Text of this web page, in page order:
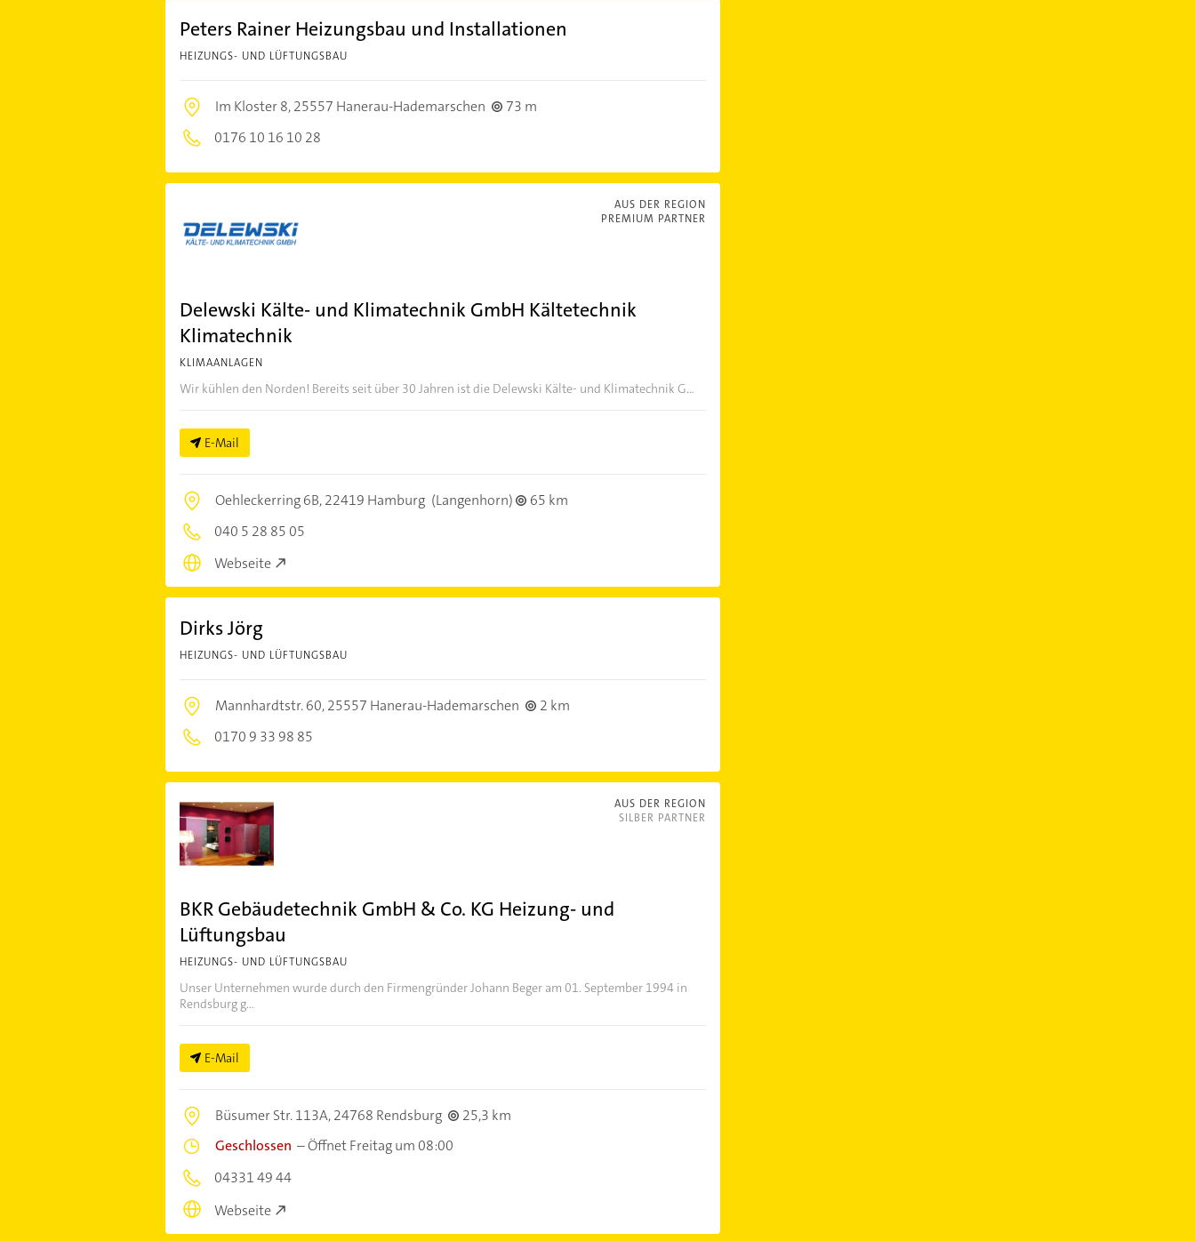
Peters Rainer Heizungsbau und Installationen
HEIZUNGS- UND LÜFTUNGSBAU
Im Kloster 8,25557 Hanerau-Hademarschen
73 m
0176 10 16 10 28
AUS DER REGION
PREMIUM PARTNER
Delewski Kälte- und Klimatechnik GmbH Kältetechnik
Klimatechnik
KLIMAANLAGEN
Wir kühlen den Norden! Bereits seit über 30 Jahren ist die Delewski Kälte- und Klimatechnik G...
E-Mail
Oehleckerring 6B,22419 Hamburg (Langenhorn)
65 km
040 5 28 85 05
Webseite
Dirks Jörg
HEIZUNGS- UND LÜFTUNGSBAU
Mannhardtstr. 60,25557 Hanerau-Hademarschen
2 km
0170 9 33 98 85
AUS DER REGION
SILBER PARTNER
BKR Gebäudetechnik GmbH & Co. KG Heizung- und
Lüftungsbau
HEIZUNGS- UND LÜFTUNGSBAU
Unser Unternehmen wurde durch den Firmengründer Johann Beger am 01. September 1994 in
Rendsburg g...
E-Mail
Büsumer Str. 113A,24768 Rendsburg
25,3 km
Geschlossen –Öffnet Freitag um 08:00
04331 49 44
Webseite